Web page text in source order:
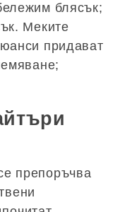
блясък;
Меките
придават
препоръчва